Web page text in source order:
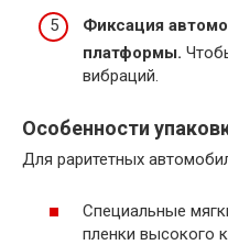
Фиксация
платформы.
вибраций.
Особенности
Для раритетных
Специальные
пленки высокого